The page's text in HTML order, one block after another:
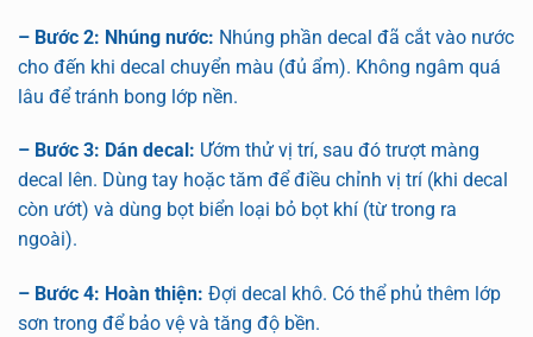
– Bước 2: Nhúng nước: Nhúng phần decal đã cắt vào nước
cho đến khi decal chuyển màu (đủ ẩm). Không ngâm quá
lâu để tránh bong lớp nền.
– Bước 3: Dán decal: Ướm thử vị trí, sau đó trượt màng
decal lên. Dùng tay hoặc tăm để điều chỉnh vị trí (khi decal
còn ướt) và dùng bọt biển loại bỏ bọt khí (từ trong ra
ngoài).
– Bước 4: Hoàn thiện: Đợi decal khô. Có thể phủ thêm lớp
sơn trong để bảo vệ và tăng độ bền.